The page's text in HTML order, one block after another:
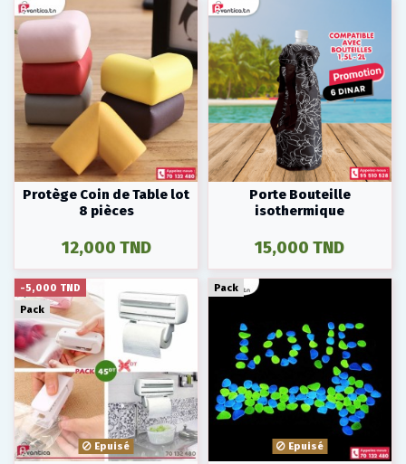
Protège Coin de Table lot
8 pièces
12,000 TND
Porte Bouteille
isothermique
15,000 TND
-5,000 TND
Pack
Epuisé
Pack
Epuisé